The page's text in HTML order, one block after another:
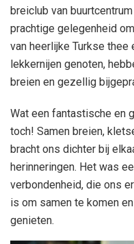
breiclub van
prachtige gelegenheid
van heerlijke Turkse thee
lekkernijen genoten,
breien en gezellig
Wat een fantastische en
toch! Samen breien,
bracht ons dichter bij
herinneringen. Het was
verbondenheid, die ons
is om samen te komen
genieten.